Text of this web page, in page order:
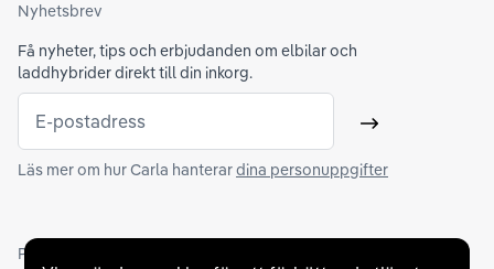
Nyhetsbrev
Få nyheter, tips och erbjudanden om elbilar och
laddhybrider direkt till din inkorg.
E-postadress Skicka
Läs mer om hur Carla hanterardina personuppgifter
Partners och betallösningar